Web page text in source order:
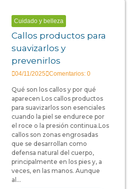
Cuidado y belleza
Callos productos para
suavizarlos y
prevenirlos
04/11/2025 Comentarios: 0
Qué son los callos y por qué
aparecen Los callos productos
para suavizarlos son esenciales
cuando la piel se endurece por
el roce o la presión continua.Los
callos son zonas engrosadas
que se desarrollan como
defensa natural del cuerpo,
principalmente en los pies y, a
veces, en las manos. Aunque
al...